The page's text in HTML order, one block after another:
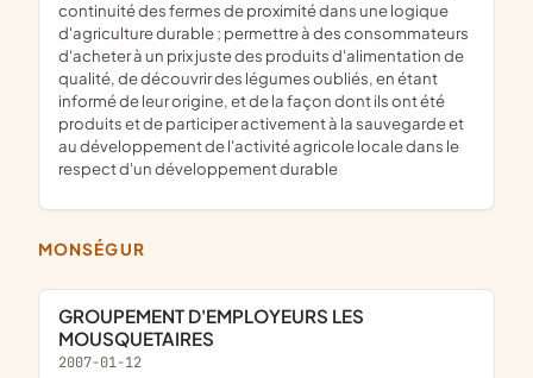
continuité des fermes de proximité dans une logique
d'agriculture durable ; permettre à des consommateurs
d'acheter à un prix juste des produits d'alimentation de
qualité, de découvrir des légumes oubliés, en étant
informé de leur origine, et de la façon dont ils ont été
produits et de participer activement à la sauvegarde et
au développement de l'activité agricole locale dans le
respect d'un développement durable
MONSÉGUR
GROUPEMENT D'EMPLOYEURS LES
MOUSQUETAIRES
2007-01-12